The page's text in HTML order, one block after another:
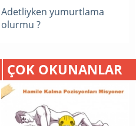
Adetliyken yumurtlama
olurmu ?
ÇOK OKUNANLAR